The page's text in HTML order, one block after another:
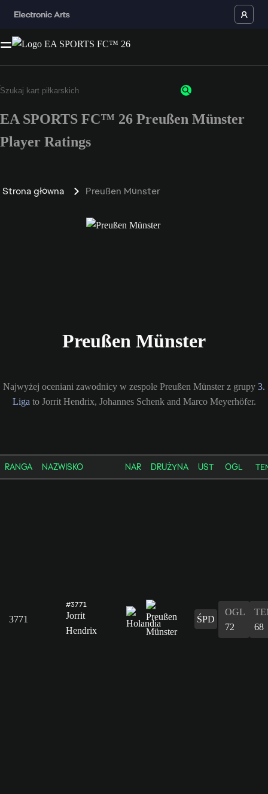
EA SPORTS FC™ 26 Preußen Münster
Player Ratings
Strona główna Preußen Münster
Preußen Münster
Najwyżej oceniani zawodnicy w zespole Preußen Münster z grupy 3.
Liga to Jorrit Hendrix, Johannes Schenk and Marco Meyerhöfer.
RANGA NAZWISKO NAR DRUŻYNA UST OGL
3771
#3771
Jorrit
Hendrix
ŚPD
OGL
72
68